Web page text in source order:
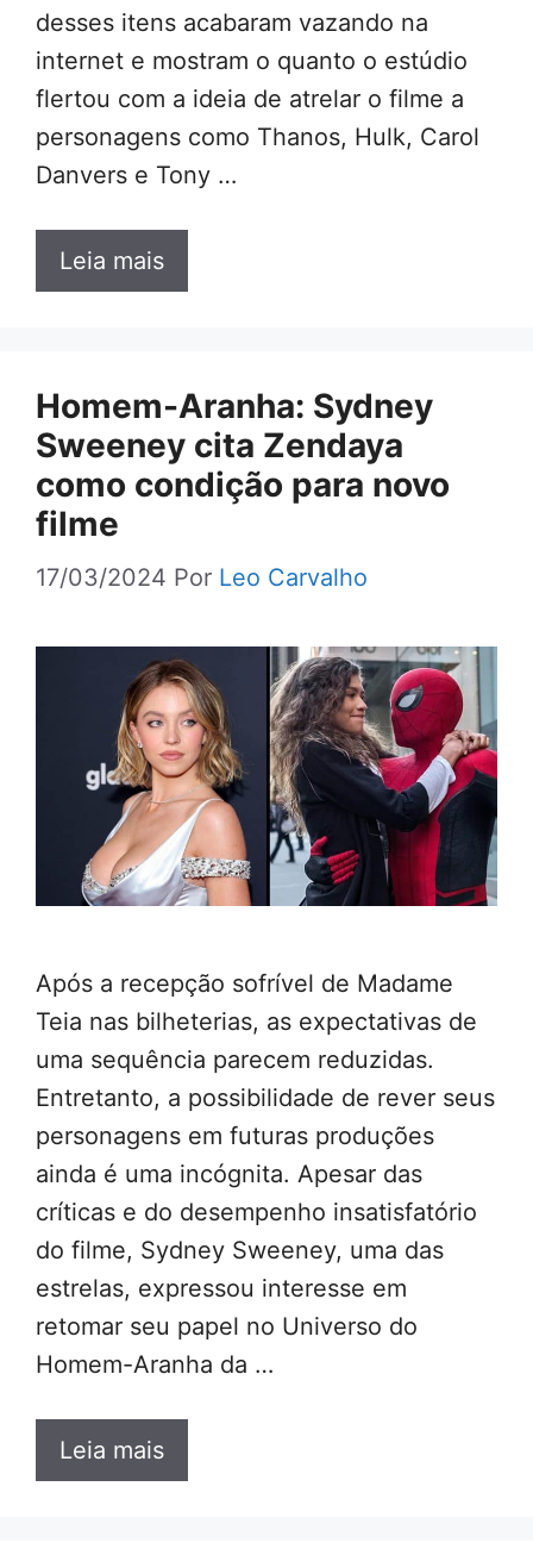
desses itens acabaram vazando na
internet e mostram o quanto o estúdio
flertou com a ideia de atrelar o filme a
personagens como Thanos, Hulk, Carol
Danvers e Tony …
Leia mais
Homem-Aranha: Sydney
Sweeney cita Zendaya
como condição para novo
filme
17/03/2024 Por Leo Carvalho
Após a recepção sofrível de Madame
Teia nas bilheterias, as expectativas de
uma sequência parecem reduzidas.
Entretanto, a possibilidade de rever seus
personagens em futuras produções
ainda é uma incógnita. Apesar das
críticas e do desempenho insatisfatório
do filme, Sydney Sweeney, uma das
estrelas, expressou interesse em
retomar seu papel no Universo do
Homem-Aranha da …
Leia mais